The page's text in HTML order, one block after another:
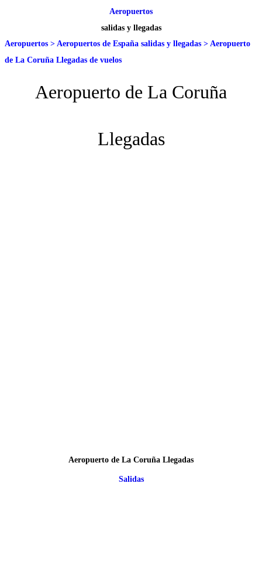
Aeropuertos
salidas y llegadas
Aeropuertos > Aeropuertos de España salidas y llegadas > Aeropuerto
de La Coruña Llegadas de vuelos
Aeropuerto de La Coruña
Llegadas
Aeropuerto de La Coruña Llegadas
Salidas